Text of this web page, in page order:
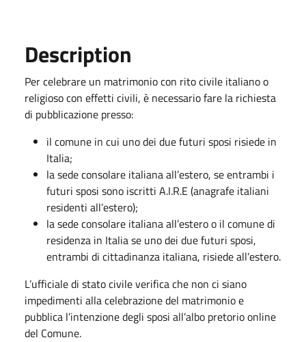
Description
Per celebrare un matrimonio con rito civile italiano o
religioso con effetti civili, è necessario fare la richiesta
di pubblicazione presso:
il comune in cui uno dei due futuri sposi risiede in
Italia;
la sede consolare italiana all’estero, se entrambi i
futuri sposi sono iscritti A.I.R.E (anagrafe italiani
residenti all’estero);
la sede consolare italiana all’estero o il comune di
residenza in Italia se uno dei due futuri sposi,
entrambi di cittadinanza italiana, risiede all’estero.
L’ufficiale di stato civile verifica che non ci siano
impedimenti alla celebrazione del matrimonio e
pubblica l’intenzione degli sposi all’albo pretorio online
del Comune.